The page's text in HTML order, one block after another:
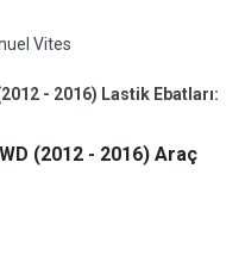
Vites
- 2016) Lastik Ebatları:
(2012 - 2016) Araç